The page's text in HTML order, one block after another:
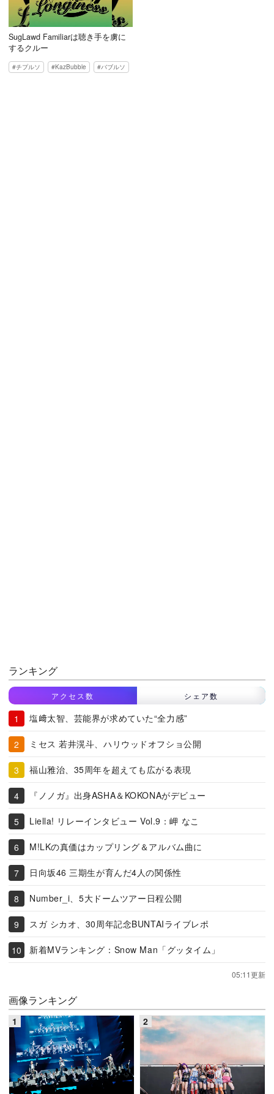
SugLawd Familiarは聴き手を虜に
するクルー
チプルソ KazBubble バブルソ
ランキング
アクセス数 シェア数
塩﨑太智、芸能界が求めていた“全力感”
ミセス 若井滉斗、ハリウッドオフショ公開
福山雅治、35周年を超えても広がる表現
『ノノガ』出身ASHA＆KOKONAがデビュー
Liella! リレーインタビュー Vol.9：岬 なこ
M!LKの真価はカップリング＆アルバム曲に
日向坂46 三期生が育んだ4人の関係性
Number_i、5大ドームツアー日程公開
スガ シカオ、30周年記念BUNTAIライブレポ
新着MVランキング：Snow Man「グッタイム」
05:11更新
画像ランキング